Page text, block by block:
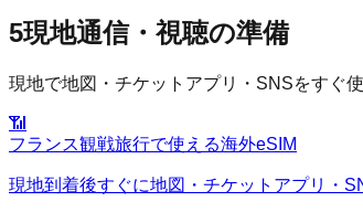
5現地通信・視聴の準備
現地で地図・チケットアプリ・SNSをすぐ
📶
フランス観戦旅行で使える海外eSIM
現地到着後すぐに地図・チケットアプリ・